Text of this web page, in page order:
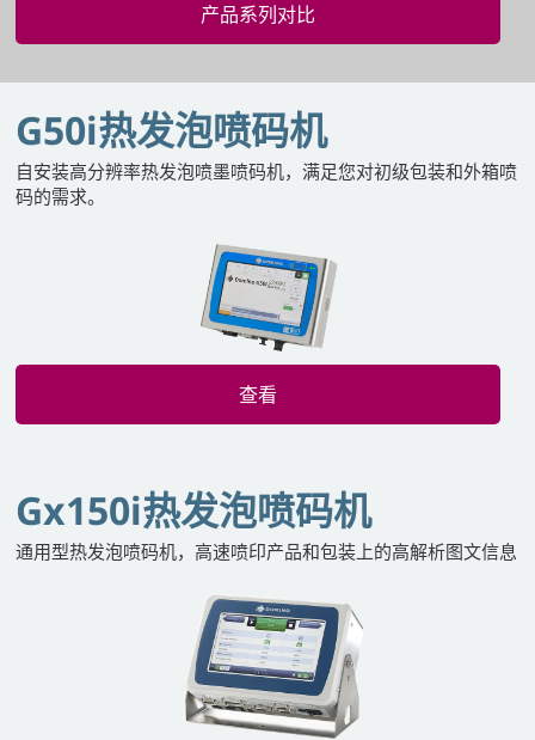
产品系列对比
G50i热发泡喷码机
自安装高分辨率热发泡喷墨喷码机，满足您对初级包装和外箱喷
码的需求。
查看
Gx150i热发泡喷码机
通用型热发泡喷码机，高速喷印产品和包装上的高解析图文信息